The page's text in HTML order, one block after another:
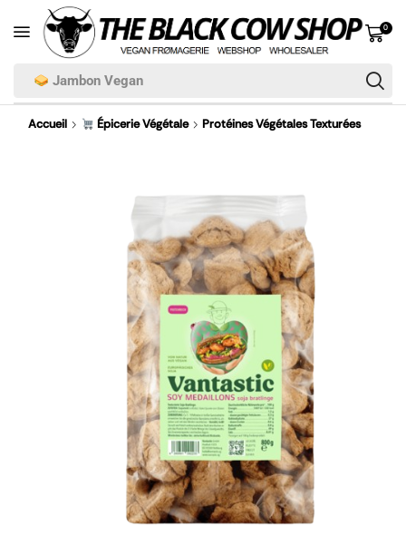
Jambon Vegan
0
Accueil Épicerie Végétale Protéines Végétales Texturées